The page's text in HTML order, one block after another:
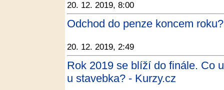
20. 12. 2019, 8:00
Odchod do penze koncem
20. 12. 2019, 2:49
Rok 2019 se blíží do finále. Co
u stavebka? - Kurzy.cz